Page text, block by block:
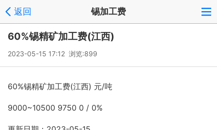
返回 锡加工费
60%锡精矿加工费(江西)
2023-05-15 17:12 浏览:899
60%锡精矿加工费(江西) 元/吨
9000~10500 9750 0 / 0%